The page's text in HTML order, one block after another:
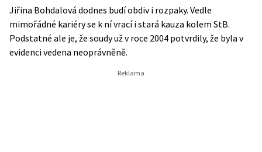
Jiřina Bohdalová dodnes budí obdiv i rozpaky. Vedle
mimořádné kariéry se k ní vrací i stará kauza kolem StB.
Podstatné ale je, že soudy už v roce 2004 potvrdily, že byla v
evidenci vedena neoprávněně.